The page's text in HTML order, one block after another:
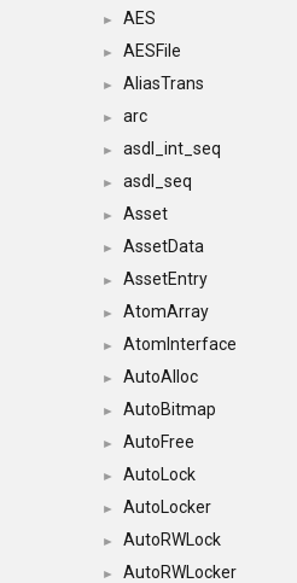
► AES
► AESFile
► AliasTrans
► arc
► asdl_int_seq
► asdl_seq
► Asset
► AssetData
► AssetEntry
► AtomArray
► AtomInterface
► AutoAlloc
► AutoBitmap
► AutoFree
► AutoLock
► AutoLocker
► AutoRWLock
► AutoRWLocker